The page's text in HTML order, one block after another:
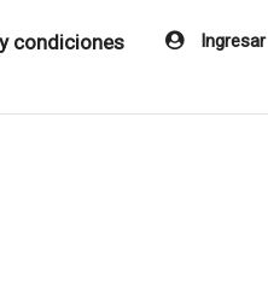
condiciones Ingresar